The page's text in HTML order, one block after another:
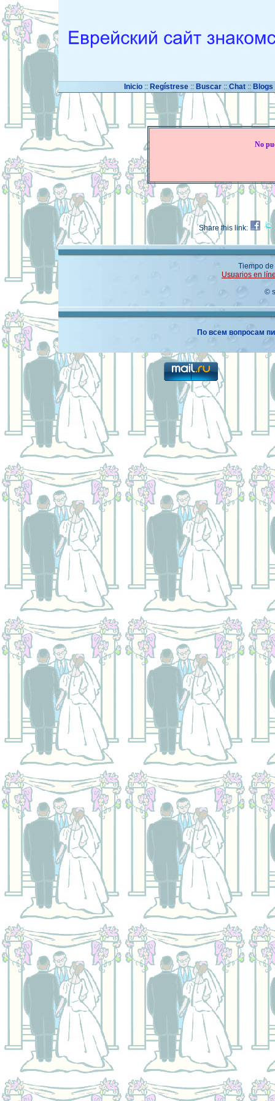
Inicio :: Regístrese:: Buscar :: Chat :: Blogs
No
Share this link:
Tiempo
Usuarios en
©
По всем вопросам